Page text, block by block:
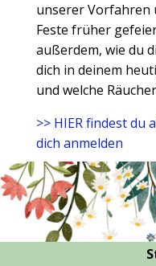
unserer Vorfahren
Feste früher
außerdem, wie du
dich in deinem
und welche
>> HIER findest du
dich anmelden